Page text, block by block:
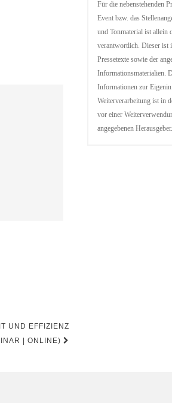
UND EFFIZIENZ
| ONLINE)
Für die nebenstehenden
Event bzw. das
und Tonmaterial ist allein
verantwortlich. Dieser ist
Pressetexte sowie der
Informationsmaterialien.
Informationen zur
Weiterverarbeitung ist in
vor einer
angegebenen Herausgeber.